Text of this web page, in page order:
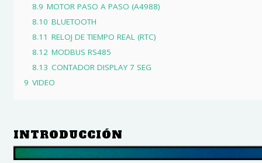
8.9 MOTOR PASO A PASO (A4988)
8.10 BLUETOOTH
8.11 RELOJ DE TIEMPO REAL (RTC)
8.12 MODBUS RS485
8.13 CONTADOR DISPLAY 7 SEG
9 VIDEO
INTRODUCCIÓN